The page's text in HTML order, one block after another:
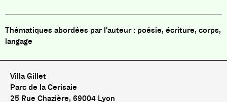
poésie, écriture, corps,
langage
Villa Gillet
Parc de la Cerisaie
25 Rue Chazière, 69004 Lyon